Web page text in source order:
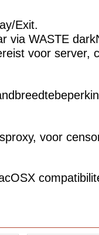
Exit.
via WASTE
voor server,
voor